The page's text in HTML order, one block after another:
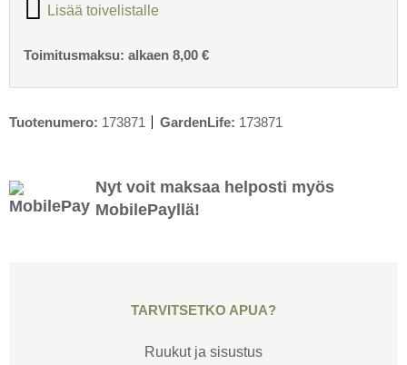
Lisää toivelistalle
Toimitusmaksu: alkaen 8,00 €
Tuotenumero: 173871 GardenLife: 173871
Nyt voit maksaa helposti myös
MobilePayllä!
TARVITSETKO APUA?
Ruukut ja sisustus